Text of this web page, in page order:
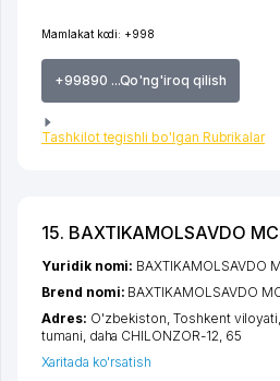
Mamlakat kodi: +998
+99890 ...Qo'ng'iroq qilish
Tashkilot tegishli bo'lgan Rubrikalar
15. BAXTIKAMOLSAVDO
Yuridik nomi: BAXTIKAMOLSAVDO
Brend nomi: BAXTIKAMOLSAVDO
Adres: O'zbekiston,Toshkent viloyati
tumani daha CHILONZOR-12 , 65
Xaritada ko'rsatish